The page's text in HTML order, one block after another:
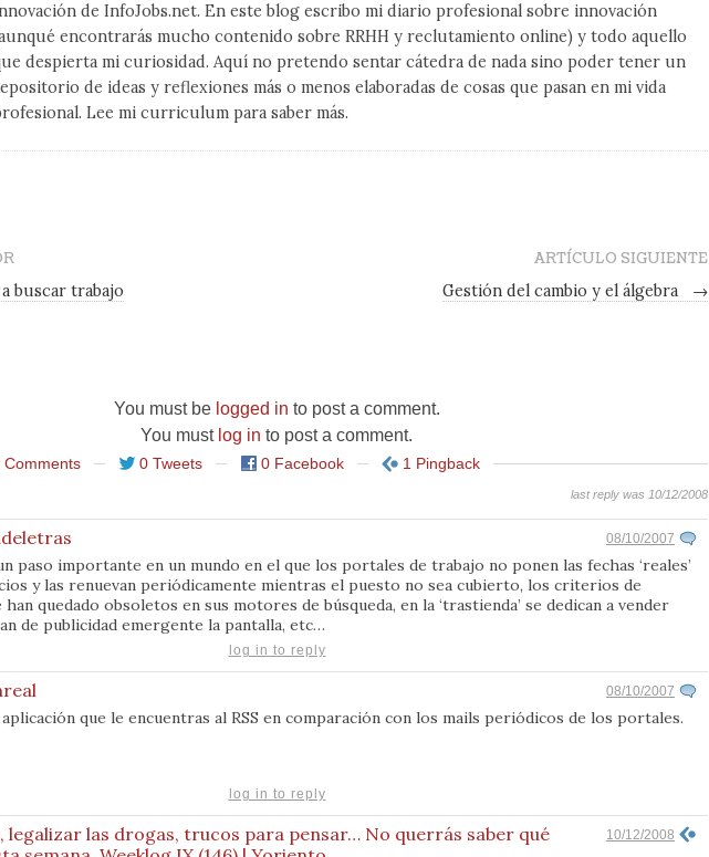
de InfoJobs.net. En este blog escribo mi diario profesional sobre innovación
encontrarás mucho contenido sobre RRHH y reclutamiento online) y todo aquello
despierta mi curiosidad. Aquí no pretendo sentar cátedra de nada sino poder tener un
de ideas y reflexiones más o menos elaboradas de cosas que pasan en mi vida
Lee mi curriculum para saber más.
buscar trabajo
ARTÍCULO SIGUIENTE
Gestión del cambio y el álgebra
→
You must be logged in to post a comment.
You must log in to post a comment.
Comments 0 Tweets 0 Facebook 1 Pingback
last reply was 10/12/2008
08/10/2007
paso importante en un mundo en el que los portales de trabajo no ponen las fechas ‘reales’
y las renuevan periódicamente mientras el puesto no sea cubierto, los criterios de
han quedado obsoletos en sus motores de búsqueda, en la ‘trastienda’ se dedican a vender
de publicidad emergente la pantalla, etc…
log in to reply
08/10/2007
que le encuentras al RSS en comparación con los mails periódicos de los portales.
log in to reply
legalizar las drogas, trucos para pensar… No querrás saber qué
10/12/2008